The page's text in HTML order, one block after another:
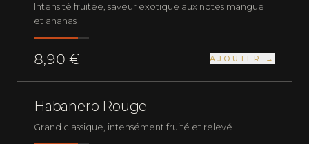
Intensité fruitée, saveur exotique aux notes mangue
et ananas
8,90 € AJOUTER →
PLUS QUE 4 EN STOCK
Habanero Rouge
Grand classique, intensément fruité et relevé